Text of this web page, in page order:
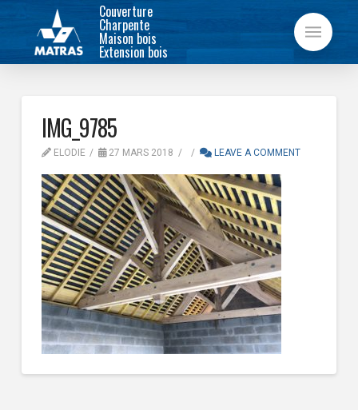
Couverture
Charpente
Maison bois
Extension bois
IMG_9785
ELODIE 27 MARS 2018 LEAVE A COMMENT